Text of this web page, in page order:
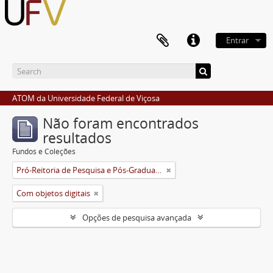
Entrar
ATOM da Universidade Federal de Viçosa
Não foram encontrados
resultados
Fundos e Coleções
Pró-Reitoria de Pesquisa e Pós-Graduação
Com objetos digitais
Opções de pesquisa avançada